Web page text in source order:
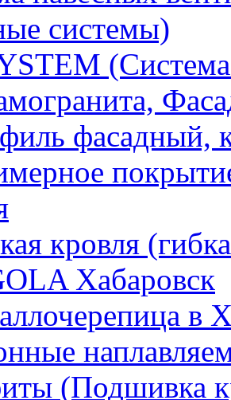
системы)
фасадный,
кровля
Хабаровск
в
(Подшивка